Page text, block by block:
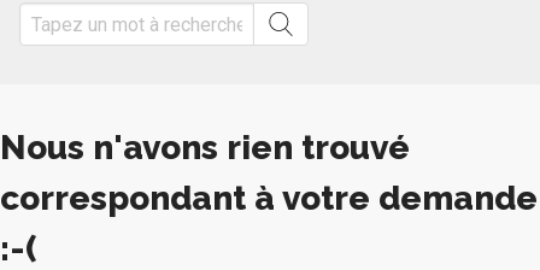
Nous n'avons rien trouvé
correspondant à votre demande
:-(